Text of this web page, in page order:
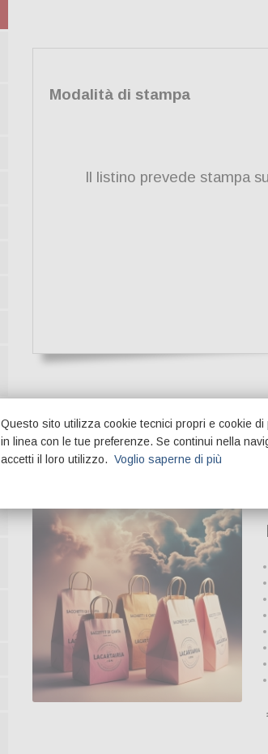
Modalità di stampa
Il listino prevede stampa
Elenco oggetti
Questo sito utilizza cookie tecnici propri e cookie
in linea con le tue preferenze. Se continui nella
accetti il loro utilizzo. Voglio saperne di più